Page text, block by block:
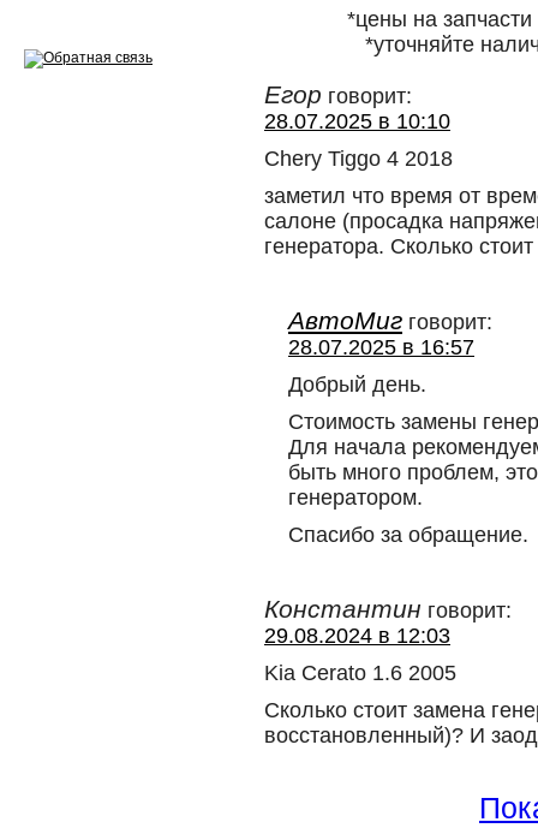
*цены на
*уточняйте
Егор говорит:
28.07.2025 в 10:10
Chery Tiggo 4 2018
заметил что время от
салоне (просадка
генератора. Сколько
АвтоМиг говорит:
28.07.2025 в 16:57
Добрый день.
Стоимость замены
Для начала
быть много проблем,
генератором.
Спасибо за обращение.
Константин говорит:
29.08.2024 в 12:03
Kia Cerato 1.6 2005
Сколько стоит замена
восстановленный)? И